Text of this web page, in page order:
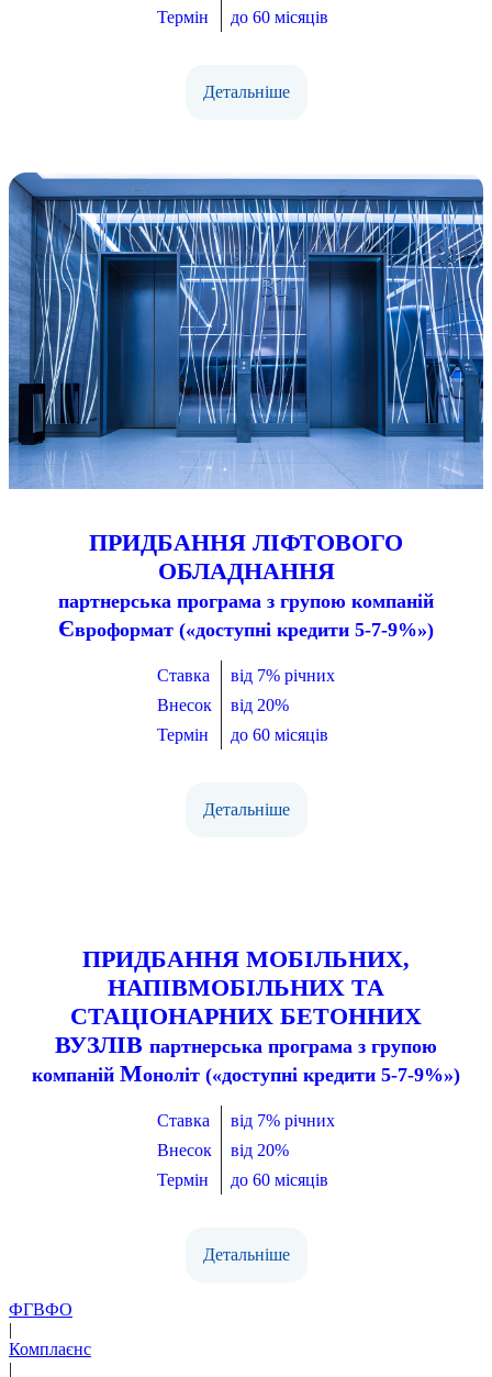
Термін
до 60 місяців
Детальніше
ПРИДБАННЯ ЛІФТОВОГО
ОБЛАДНАННЯ
партнерська програма з групою компаній
Євроформат («доступні кредити 5-7-9%»)
Ставка
від 7% річних
Внесок
від 20%
Термін
до 60 місяців
Детальніше
ПРИДБАННЯ МОБІЛЬНИХ,
НАПІВМОБІЛЬНИХ ТА
СТАЦІОНАРНИХ БЕТОННИХ
ВУЗЛІВ партнерська програма з групою
компаній Моноліт («доступні кредити 5-7-9%»)
Ставка
від 7% річних
Внесок
від 20%
Термін
до 60 місяців
Детальніше
ФГВФО
|
Комплаєнс
|